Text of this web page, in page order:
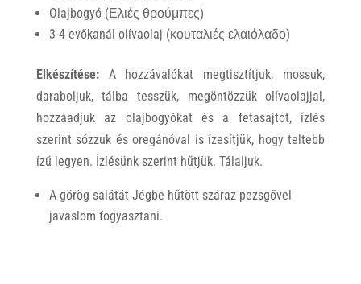
Olajbogyó (Ελιές θρούμπες)
3-4 evőkanál olívaolaj (κουταλιές ελαιόλαδο)
Elkészítése:A hozzávalókat megtisztítjuk, mossuk,
daraboljuk, tálba tesszük, megöntözzük olívaolajjal,
hozzáadjuk az olajbogyókat és a fetasajtot, ízlés
szerint sózzuk és oregánóval is ízesítjük, hogy teltebb
ízű legyen. Ízlésünk szerint hűtjük. Tálaljuk.
A görög salátát Jégbe hűtött száraz pezsgővel
javaslom fogyasztani.